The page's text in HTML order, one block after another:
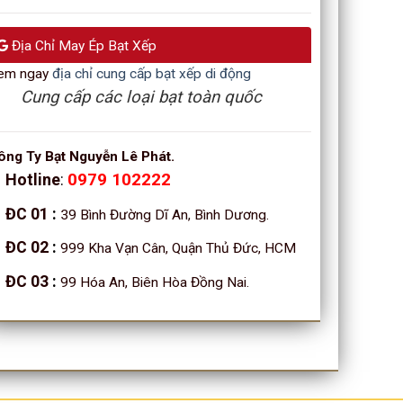
Địa Chỉ May Ép Bạt Xếp
ngay địa chỉ cung cấp bạt xếp di động
Cung cấp các loại bạt toàn quốc
Ty Bạt Nguyễn Lê Phát.
Hotline: 0979 102222
ĐC 01 : 39 Bình Đường Dĩ An, Bình Dương.
ĐC 02: 999 Kha Vạn Cân, Quận Thủ Đức, HCM
ĐC 03 : 99 Hóa An, Biên Hòa Đồng Nai.